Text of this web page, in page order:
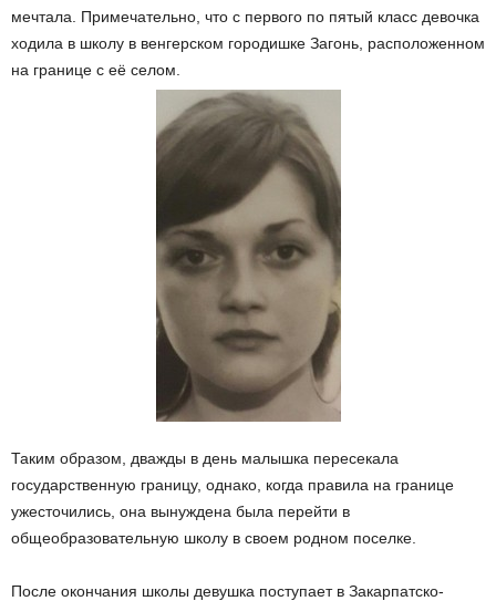
мечтала. Примечательно, что с первого по пятый класс девочка
ходила в школу в венгерском городишке Загонь, расположенном
на границе с её селом.
Таким образом, дважды в день малышка пересекала
государственную границу, однако, когда правила на границе
ужесточились, она вынуждена была перейти в
общеобразовательную школу в своем родном поселке.
После окончания школы девушка поступает в Закарпатско-